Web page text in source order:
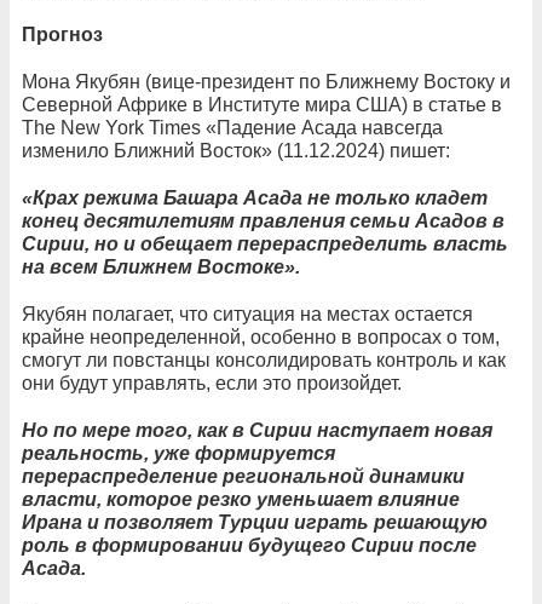
Прогноз
Мона Якубян (вице-президент по Ближнему Востоку и
Северной Африке в Институте мира США) в статье в
The New York Times «Падение Асада навсегда
изменило Ближний Восток» (11.12.2024) пишет:
«Крах режима Башара Асада не только кладет
конец десятилетиям правления семьи Асадов в
Сирии, но и обещает перераспределить власть
на всем Ближнем Востоке».
Якубян полагает, что ситуация на местах остается
крайне неопределенной, особенно в вопросах о том,
смогут ли повстанцы консолидировать контроль и как
они будут управлять, если это произойдет.
Но по мере того, как в Сирии наступает новая
реальность, уже формируется
перераспределение региональной динамики
власти, которое резко уменьшает влияние
Ирана и позволяет Турции играть решающую
роль в формировании будущего Сирии после
Асада.